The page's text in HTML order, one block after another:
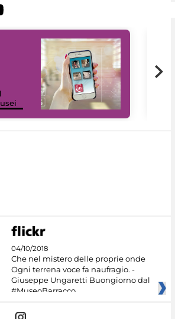
04/10/2018
Che nel mistero delle proprie onde
Ogni terrena voce fa naufragio. -
Giuseppe Ungaretti Buongiorno dal
#MuseoBarracco